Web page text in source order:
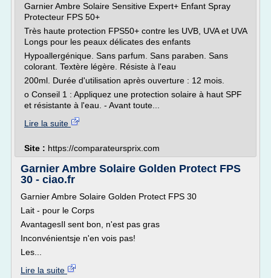
Garnier Ambre Solaire Sensitive Expert+ Enfant Spray
Protecteur FPS 50+
Très haute protection FPS50+ contre les UVB, UVA et UVA
Longs pour les peaux délicates des enfants
Hypoallergénique. Sans parfum. Sans paraben. Sans
colorant. Textère légère. Résiste à l'eau
200ml. Durée d'utilisation après ouverture : 12 mois.
o Conseil 1 : Appliquez une protection solaire à haut SPF
et résistante à l'eau. - Avant toute...
Lire la suite
Site : https://comparateursprix.com
Garnier Ambre Solaire Golden Protect FPS
30 - ciao.fr
Garnier Ambre Solaire Golden Protect FPS 30
Lait - pour le Corps
AvantagesIl sent bon, n'est pas gras
Inconvénientsje n'en vois pas!
Les...
Lire la suite